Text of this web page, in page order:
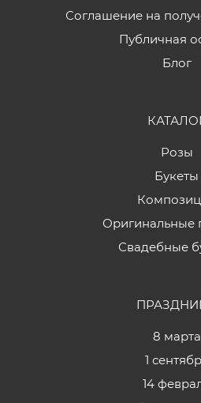
Соглашение на
Публичная
Блог
Розы
Букеты
Оригинальные
Свадебные
8 марта
1
14